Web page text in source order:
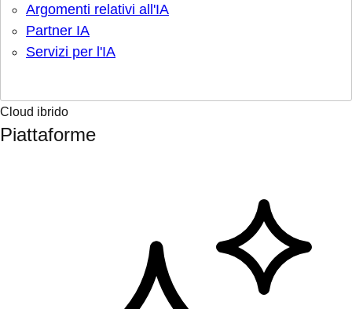
Argomenti relativi all'IA
Partner IA
Servizi per l'IA
Cloud ibrido
Piattaforme